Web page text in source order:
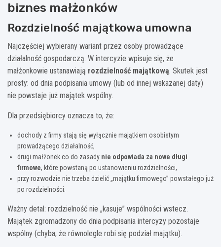
biznes małżonków
Rozdzielność majątkowa umowna
Najczęściej wybierany wariant przez osoby prowadzące
działalność gospodarczą. W intercyzie wpisuje się, że
małżonkowie ustanawiają rozdzielność majątkową. Skutek jest
prosty: od dnia podpisania umowy (lub od innej wskazanej daty)
nie powstaje już majątek wspólny.
Dla przedsiębiorcy oznacza to, że:
dochody z firmy stają się wyłącznie majątkiem osobistym
prowadzącego działalność,
drugi małżonek co do zasady nie odpowiada za nowe długi
firmowe, które powstaną po ustanowieniu rozdzielności,
przy rozwodzie nie trzeba dzielić „majątku firmowego” powstałego już
po rozdzielności.
Ważny detal: rozdzielność nie „kasuje” wspólności wstecz.
Majątek zgromadzony do dnia podpisania intercyzy pozostaje
wspólny (chyba, że równolegle robi się podział majątku).